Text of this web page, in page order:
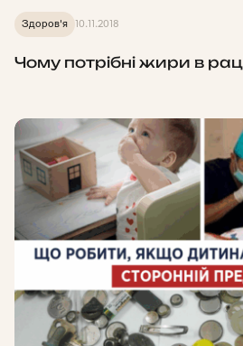
Здоров'я 10.11.2018
Чому потрібні жири в